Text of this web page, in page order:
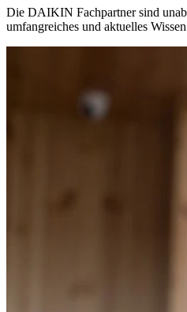
Die DAIKIN Fachpartner sind
umfangreiches und aktuelles